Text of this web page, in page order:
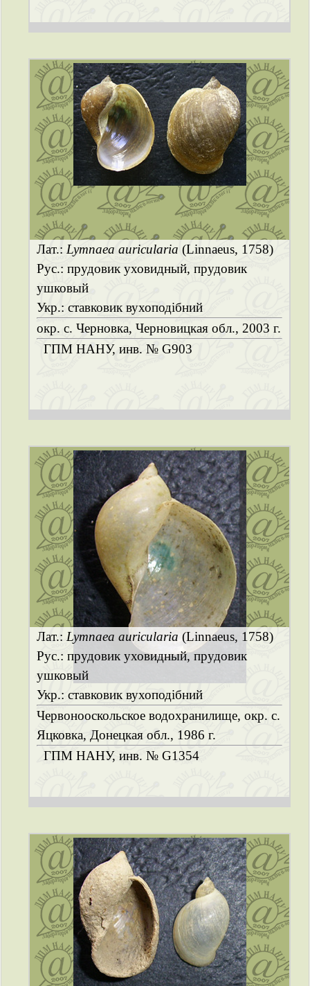
Лат.: Lymnaea auricularia (Linnaeus, 1758)
Рус.: прудовик уховидный, прудовик
ушковый
Укр.: ставковик вухоподібний
окр. с. Черновка, Черновицкая обл., 2003 г.
ГПМ НАНУ, инв. № G903
Лат.: Lymnaea auricularia (Linnaeus, 1758)
Рус.: прудовик уховидный, прудовик
ушковый
Укр.: ставковик вухоподібний
Червонооскольское водохранилище, окр. с.
Яцковка, Донецкая обл., 1986 г.
ГПМ НАНУ, инв. № G1354